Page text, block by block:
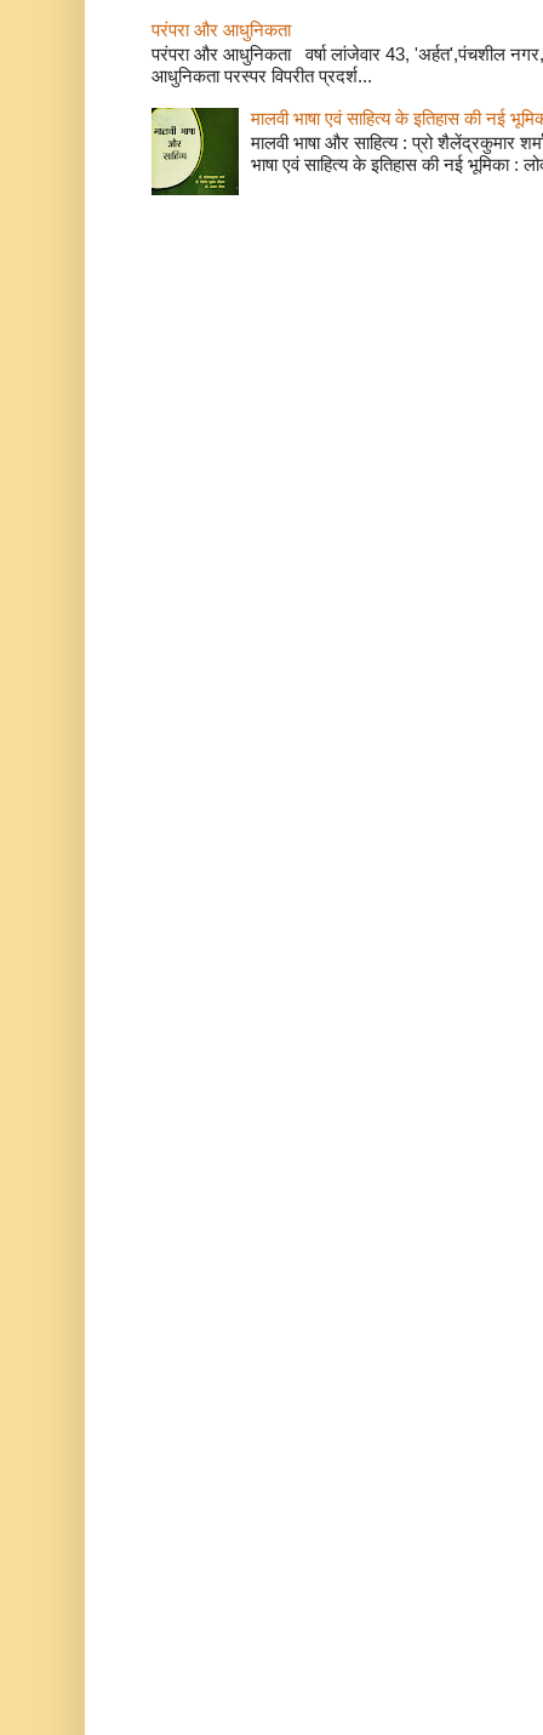
परंपरा और आधुनिकता
परंपरा और आधुनिकता वर्षा लांजेवार 43, 'अर्हत',पंचशील नगर,
आधुनिकता परस्पर विपरीत प्रदर्श...
मालवी भाषा एवं साहित्य के इतिहास की नई
मालवी भाषा और साहित्य : प्रो शैलेंद्रकुमार
भाषा एवं साहित्य के इतिहास की नई भूमिका :